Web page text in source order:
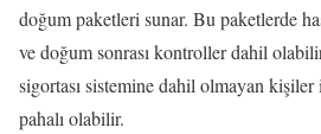
doğum paketleri sunar. Bu paketlerde
ve doğum sonrası kontroller dahil
sigortası sistemine dahil olmayan
pahalı olabilir.